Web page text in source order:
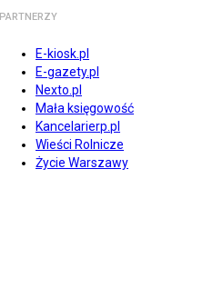
PARTNERZY
E-kiosk.pl
E-gazety.pl
Nexto.pl
Mała księgowość
Kancelarierp.pl
Wieści Rolnicze
Życie Warszawy